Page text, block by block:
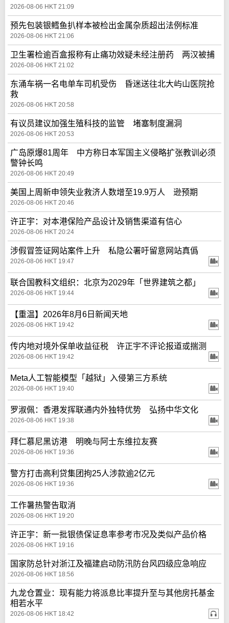
2026-08-06 HKT 21:09
预先包装银鳕鱼扒样本被检出金属杂质超出法例标准
2026-08-06 HKT 21:06
卫生署检逾百盒报称有止痛功效疑未经注册药 两汉被捕
2026-08-06 HKT 21:02
东涌车祸一名电单车司机受伤 昏迷送往北大屿山医院抢
救
2026-08-06 HKT 20:58
有议员建议加强生殖科技的监管 堵塞制度漏洞
2026-08-06 HKT 20:53
广岛原爆81周年 中方称日本军国主义侵略扩张教训必须
警钟长鸣
2026-08-06 HKT 20:49
美国上周新申领失业救济人数增至19.9万人 逊预期
2026-08-06 HKT 20:46
许正宇：对本港保险产品设计及销售渠道有信心
2026-08-06 HKT 20:24
涉假冒签证网站案件上升 私隐公署吁留意网站真僞
2026-08-06 HKT 19:47
联合国教科文组织：北京为2029年「世界建筑之都」
2026-08-06 HKT 19:44
【重温】2026年8月6日新闻天地
2026-08-06 HKT 19:42
传内地对境外保单收益征税 许正宇不评论报道或揣测
2026-08-06 HKT 19:42
Meta人工智能模型「越狱」入侵第三方系统
2026-08-06 HKT 19:40
罗淑佩：香港发挥联通内外独特优势 弘扬中华文化
2026-08-06 HKT 19:38
拜仁慕尼黑访港 明晚与阿士东维拉友赛
2026-08-06 HKT 19:36
警方打击高利贷集团拘25人涉款逾2亿元
2026-08-06 HKT 19:36
工作暑热警告取消
2026-08-06 HKT 19:20
许正宇：新一批银债保证息率参考市况及类似产品价格
2026-08-06 HKT 19:16
国家防总针对浙江及福建启动防汛防台风四级应急响应
2026-08-06 HKT 18:56
九龙仓置业：现有能力将派息比率提升至与其他房托基金
相若水平
2026-08-06 HKT 18:42